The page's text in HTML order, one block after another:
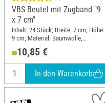
VBS Beutel mit Zugband "9
x 7 cm"
Inhalt: 24 Stück; Breite: 7 cm; Höhe:
9 cm; Material: Baumwolle,
10,85 €
In den Warenkorb